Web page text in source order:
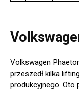
Volkswagen
przeszedł kilka
produkcyjnego. Oto